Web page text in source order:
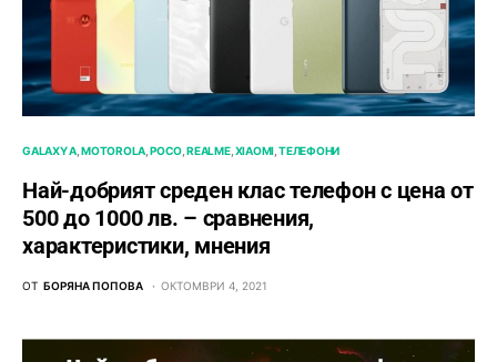
GALAXY A MOTOROLA POCO REALME XIAOMI ТЕЛЕФОНИ
Най-добрият среден клас телефон с цена от
500 до 1000 лв. – сравнения,
характеристики, мнения
ОТ БОРЯНА ПОПОВА ОКТОМВРИ 4, 2021